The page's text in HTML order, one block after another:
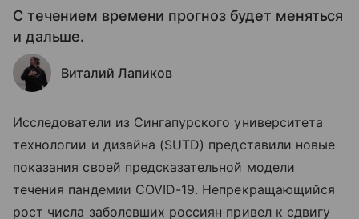
С течением времени прогноз будет меняться
и дальше.
Виталий Лапиков
Исследователи из Сингапурского университета
технологии и дизайна (SUTD) представили новые
показания своей предсказательной модели
течения пандемии COVID-19. Непрекращающийся
рост числа заболевших россиян привел к сдвигу